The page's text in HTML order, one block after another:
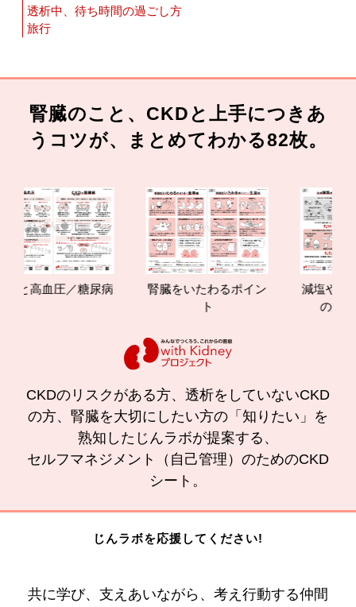
透析中、待ち時間の過ごし方
旅行
腎臓のこと、CKDと上手につきあ
うコツが、まとめてわかる82枚。
血圧／糖尿病
腎臓をいたわるポイン
減塩やたんぱ
の効果と重
CKDのリスクがある方、透析をしていないCKD
の方、腎臓を大切にしたい方の「知りたい」を
熟知したじんラボが提案する、
セルフマネジメント（自己管理）のためのCKD
シート。
じんラボを応援してください!
共に学び、支えあいながら、考え行動する仲間